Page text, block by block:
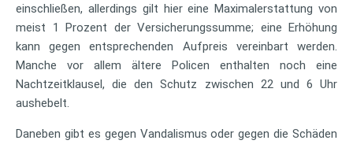
einschließen, allerdings gilt hier eine Maximalerstattung von
meist 1 Prozent der Versicherungssumme; eine Erhöhung
kann gegen entsprechenden Aufpreis vereinbart werden.
Manche vor allem ältere Policen enthalten noch eine
Nachtzeitklausel, die den Schutz zwischen 22 und 6 Uhr
aushebelt.
Daneben gibt es gegen Vandalismus oder gegen die Schäden